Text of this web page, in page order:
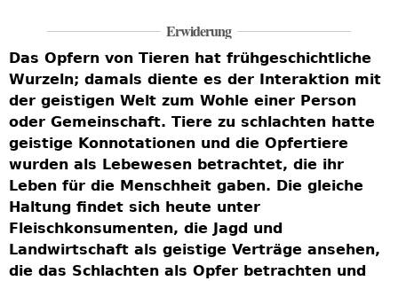
Erwiderung
Das Opfern von Tieren hat frühgeschichtliche
Wurzeln; damals diente es der Interaktion mit
der geistigen Welt zum Wohle einer Person
oder Gemeinschaft. Tiere zu schlachten hatte
geistige Konnotationen und die Opfertiere
wurden als Lebewesen betrachtet, die ihr
Leben für die Menschheit gaben. Die gleiche
Haltung findet sich heute unter
Fleischkonsumenten, die Jagd und
Landwirtschaft als geistige Verträge ansehen,
die das Schlachten als Opfer betrachten und